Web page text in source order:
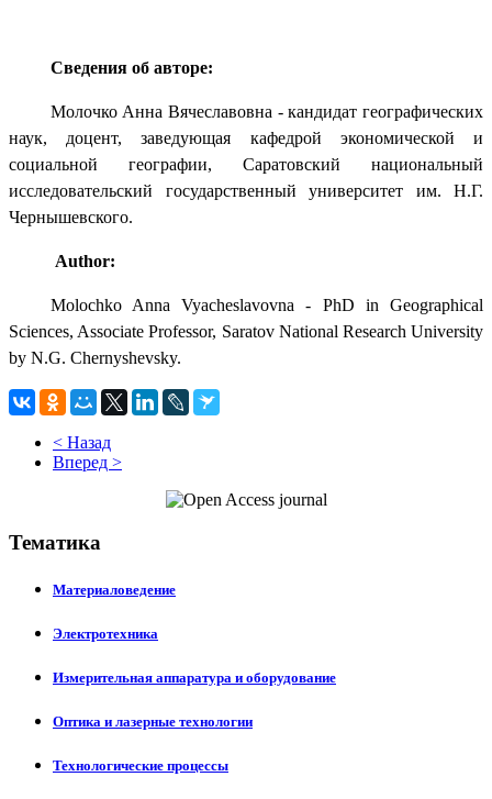
Сведения об авторе:
Молочко Анна Вячеславовна - кандидат географических
наук, доцент, заведующая кафедрой экономической и
социальной географии, Саратовский национальный
исследовательский государственный университет им. Н.Г.
Чернышевского.
Author:
Molochko Anna Vyacheslavovna - PhD in Geographical
Sciences, Associate Professor, Saratov National Research University
by N.G. Chernyshevsky.
< Назад
Вперед >
Тематика
Материаловедение
Электротехника
Измерительная аппаратура и оборудование
Оптика и лазерные технологии
Технологические процессы